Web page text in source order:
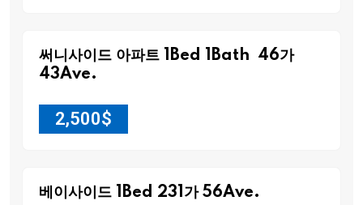
써니사이드 아파트 1Bed 1Bath 46가
43Ave.
2,500$
베이사이드 1Bed 231가 56Ave.